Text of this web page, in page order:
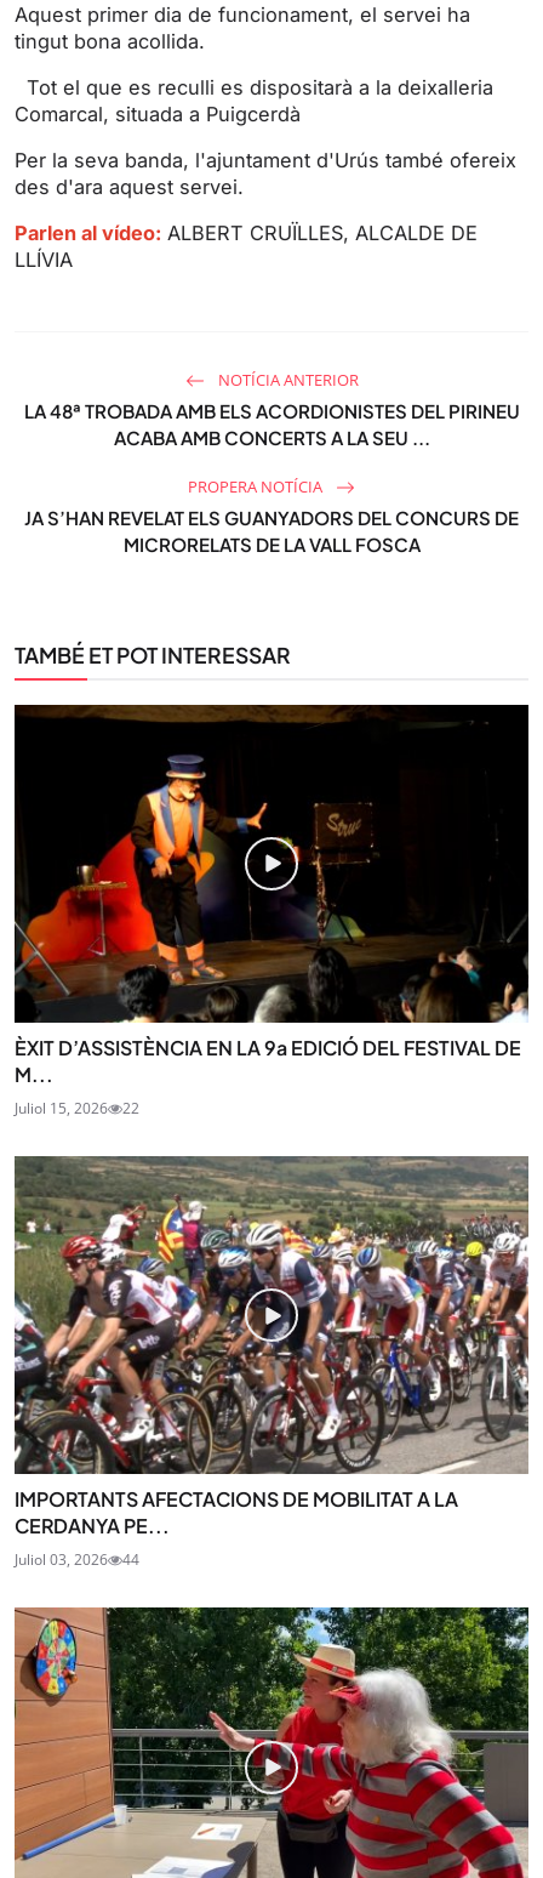
Aquest primer dia de funcionament, el servei ha
tingut bona acollida.
Tot el que es reculli es dispositarà a la deixalleria
Comarcal, situada a Puigcerdà
Per la seva banda, l'ajuntament d'Urús també ofereix
des d'ara aquest servei.
Parlen al vídeo: ALBERT CRUÏLLES, ALCALDE DE
LLÍVIA
NOTÍCIA ANTERIOR
LA 48ª TROBADA AMB ELS ACORDIONISTES DEL PIRINEU
ACABA AMB CONCERTS A LA SEU ...
PROPERA NOTÍCIA
JA S’HAN REVELAT ELS GUANYADORS DEL CONCURS DE
MICRORELATS DE LA VALL FOSCA
TAMBÉ ET POT INTERESSAR
ÈXIT D’ASSISTÈNCIA EN LA 9a EDICIÓ DEL FESTIVAL DE
M...
Juliol 15, 2026 22
IMPORTANTS AFECTACIONS DE MOBILITAT A LA
CERDANYA PE...
Juliol 03, 2026 44